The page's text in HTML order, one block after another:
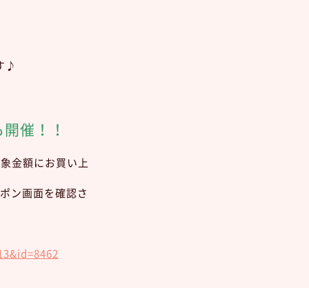
♪
催！！
金額にお買い上
ン画面を確認さ